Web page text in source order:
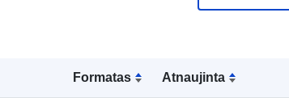
Formatas Atnaujinta